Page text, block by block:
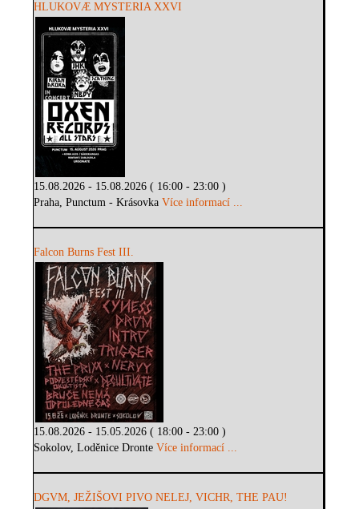
HLUKOVÆ MYSTERIA XXVI
15.08.2026 - 15.08.2026 ( 16:00 - 23:00 )
Praha, Punctum - KrásovkaVíce informací ...
Falcon Burns Fest III.
15.08.2026 - 15.05.2026 ( 18:00 - 23:00 )
Sokolov, Loděnice DronteVíce informací ...
DGVM, JEŽIŠOVI PIVO NELEJ, VICHR, THE PAU!